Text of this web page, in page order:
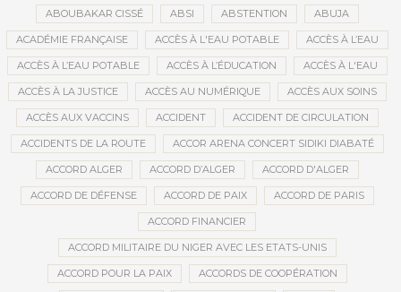
ABOUBAKAR CISSÉ ABSI ABSTENTION ABUJA
ACADÉMIE FRANÇAISE ACCÈS À L'EAU POTABLE ACCÈS À L’EAU
ACCÈS À L’EAU POTABLE ACCÈS À L’ÉDUCATION ACCÈS À L'EAU
ACCÈS À LA JUSTICE ACCÈS AU NUMÉRIQUE ACCÈS AUX SOINS
ACCÈS AUX VACCINS ACCIDENT ACCIDENT DE CIRCULATION
ACCIDENTS DE LA ROUTE ACCOR ARENA CONCERT SIDIKI DIABATÉ
ACCORD ALGER ACCORD D’ALGER ACCORD D'ALGER
ACCORD DE DÉFENSE ACCORD DE PAIX ACCORD DE PARIS
ACCORD FINANCIER
ACCORD MILITAIRE DU NIGER AVEC LES ETATS-UNIS
ACCORD POUR LA PAIX ACCORDS DE COOPÉRATION